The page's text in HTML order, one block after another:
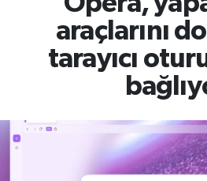
araçlarını
tarayıcı
Gencsesfm Canlı Dinle